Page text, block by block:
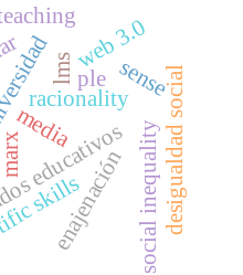
educativossocial inequalitydesigualdad social
racionality
enajenación
marx
media
skills
ple
lmsweb 3.0
sense